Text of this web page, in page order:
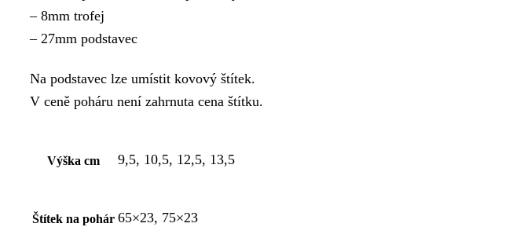
– 8mm trofej
– 27mm podstavec
Na podstavec lze umístit kovový štítek.
V ceně poháru není zahrnuta cena štítku.
Výška cm 9,5, 10,5, 12,5, 13,5
Štítek na pohár 65×23, 75×23